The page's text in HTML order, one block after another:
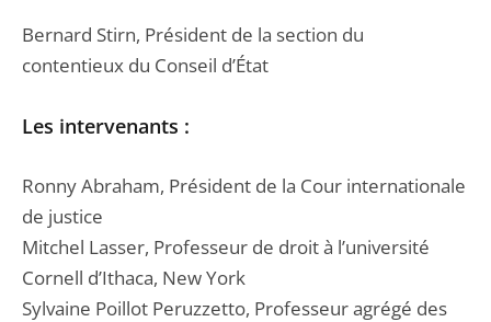
Bernard Stirn, Président de la section du
contentieux du Conseil d’État
Les intervenants :
Ronny Abraham, Président de la Cour internationale
de justice
Mitchel Lasser, Professeur de droit à l’université
Cornell d’Ithaca, New York
Sylvaine Poillot Peruzzetto, Professeur agrégé des